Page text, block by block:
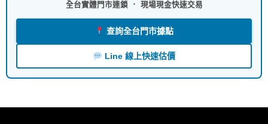
全台實體門市連鎖 ． 現場現金快速交易
查詢全台門市據點
Line 線上快速估價